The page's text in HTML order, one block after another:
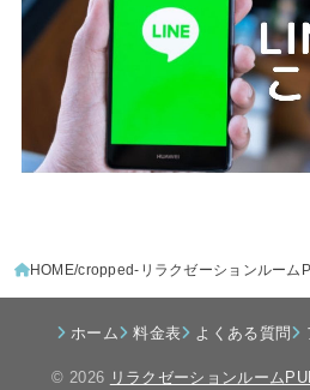
HOME cropped-リラクゼーションルーム
ホーム 料金表 よくある質問
© 2026 リラクゼーションルーム